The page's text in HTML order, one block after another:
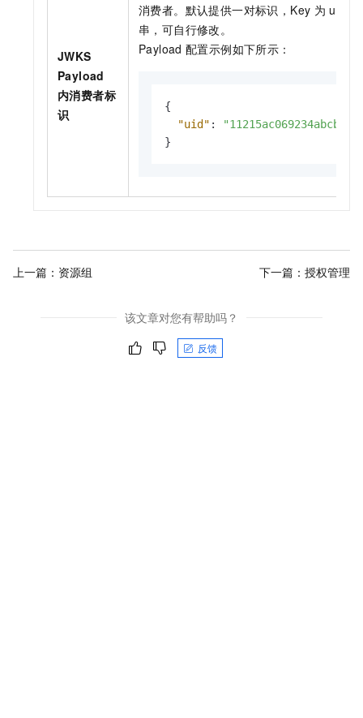
JWKS
Payload
内消费者标
识
消费者。默认提供一对标识，Key 为 uid，
串，可自行修改。
Payload 配置示例如下所示：
{
"uid" :
}
上一篇： 资源组 下一篇： 授权管理
该文章对您有帮助吗？
反馈